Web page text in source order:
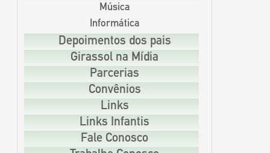
Música
Informática
Depoimentos dos pais
Girassol na Mídia
Parcerias
Convênios
Links
Links Infantis
Fale Conosco